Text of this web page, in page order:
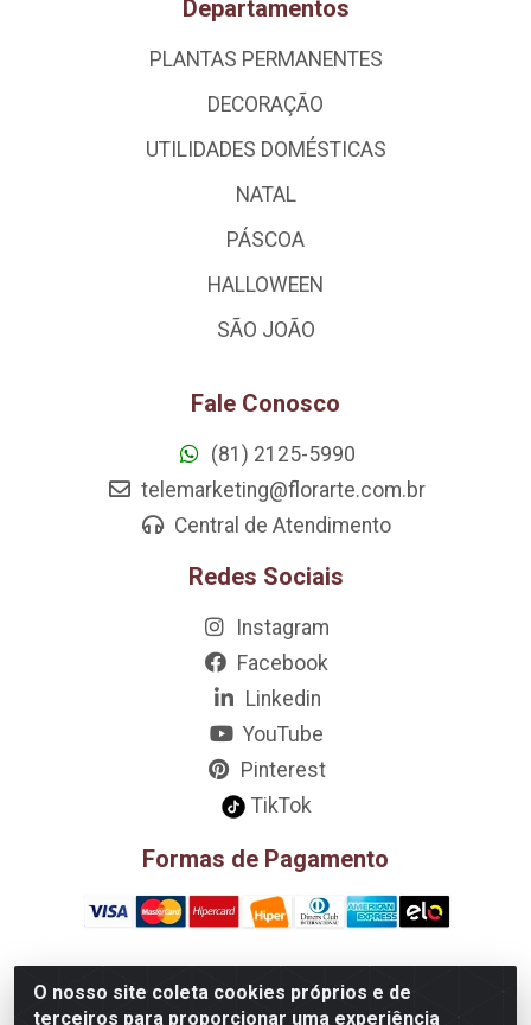
O nosso site coleta cookies próprios e de
terceiros para proporcionar uma experiência
Departamentos
PLANTAS PERMANENTES
DECORAÇÃO
UTILIDADES DOMÉSTICAS
NATAL
PÁSCOA
HALLOWEEN
SÃO JOÃO
Fale Conosco
(81) 2125-5990
telemarketing@florarte.com.br
Central de Atendimento
Redes Sociais
Instagram
Facebook
Linkedin
YouTube
Pinterest
TikTok
Formas de Pagamento
D&A Decoração e Ambientação LTDA - Rua Riachão, 807 –